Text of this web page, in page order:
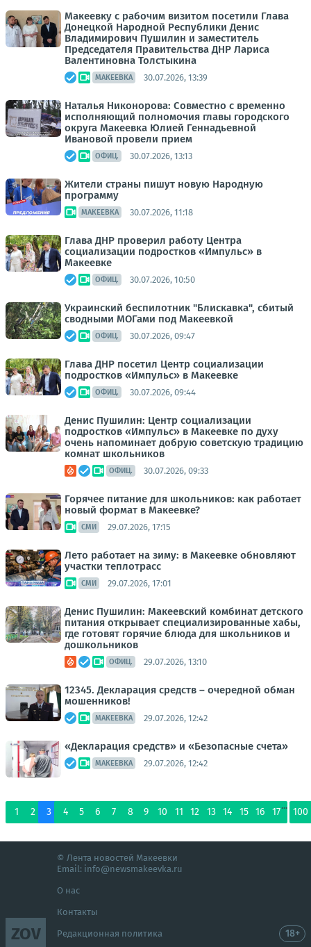
Макеевку с рабочим визитом посетили Глава
Донецкой Народной Республики Денис
Владимирович Пушилин и заместитель
Председателя Правительства ДНР Лариса
Валентиновна Толстыкина
МАКЕЕВКА 30.07.2026, 13:39
Наталья Никонорова: Совместно с временно
исполняющий полномочия главы городского
округа Макеевка Юлией Геннадьевной
Ивановой провели прием
ОФИЦ. 30.07.2026, 13:13
Жители страны пишут новую Народную
программу
МАКЕЕВКА 30.07.2026, 11:18
Глава ДНР проверил работу Центра
социализации подростков «Импульс» в
Макеевке
ОФИЦ. 30.07.2026, 10:50
Украинский беспилотник "Блискавка", сбитый
сводными МОГами под Макеевкой
ОФИЦ. 30.07.2026, 09:47
Глава ДНР посетил Центр социализации
подростков «Импульс» в Макеевке
ОФИЦ. 30.07.2026, 09:44
Денис Пушилин: Центр социализации
подростков «Импульс» в Макеевке по духу
очень напоминает добрую советскую традицию
комнат школьников
ОФИЦ. 30.07.2026, 09:33
Горячее питание для школьников: как работает
новый формат в Макеевке?
СМИ 29.07.2026, 17:15
Лето работает на зиму: в Макеевке обновляют
участки теплотрасс
СМИ 29.07.2026, 17:01
Денис Пушилин: Макеевский комбинат детского
питания открывает специализированные хабы,
где готовят горячие блюда для школьников и
дошкольников
ОФИЦ. 29.07.2026, 13:10
12345. Декларация средств – очередной обман
мошенников!
МАКЕЕВКА 29.07.2026, 12:42
«Декларация средств» и «Безопасные счета»
МАКЕЕВКА 29.07.2026, 12:42
1 2 3 4 5 6 7 8 9 10 11 12 13 14 15 16 17
...
100
ZOV
© Лента новостей Макеевки
Email: info@newsmakeevka.ru
О нас
Контакты
Редакционная политика 18+